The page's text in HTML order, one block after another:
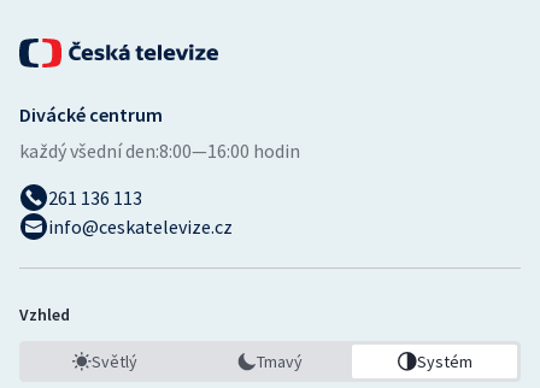
Divácké centrum
každý všední den:8:00—16:00 hodin
261 136 113
info@ceskatelevize.cz
Vzhled
Světlý Tmavý Systém